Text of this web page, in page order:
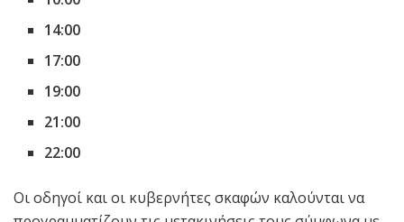
14:00
17:00
19:00
21:00
22:00
Οι οδηγοί και οι κυβερνήτες σκαφών καλούνται να